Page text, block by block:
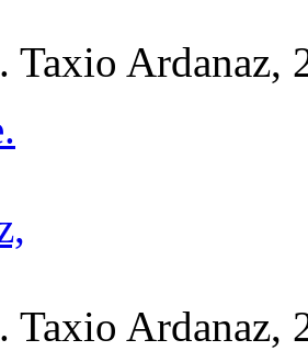
. Taxio Ardanaz,
. Taxio Ardanaz,